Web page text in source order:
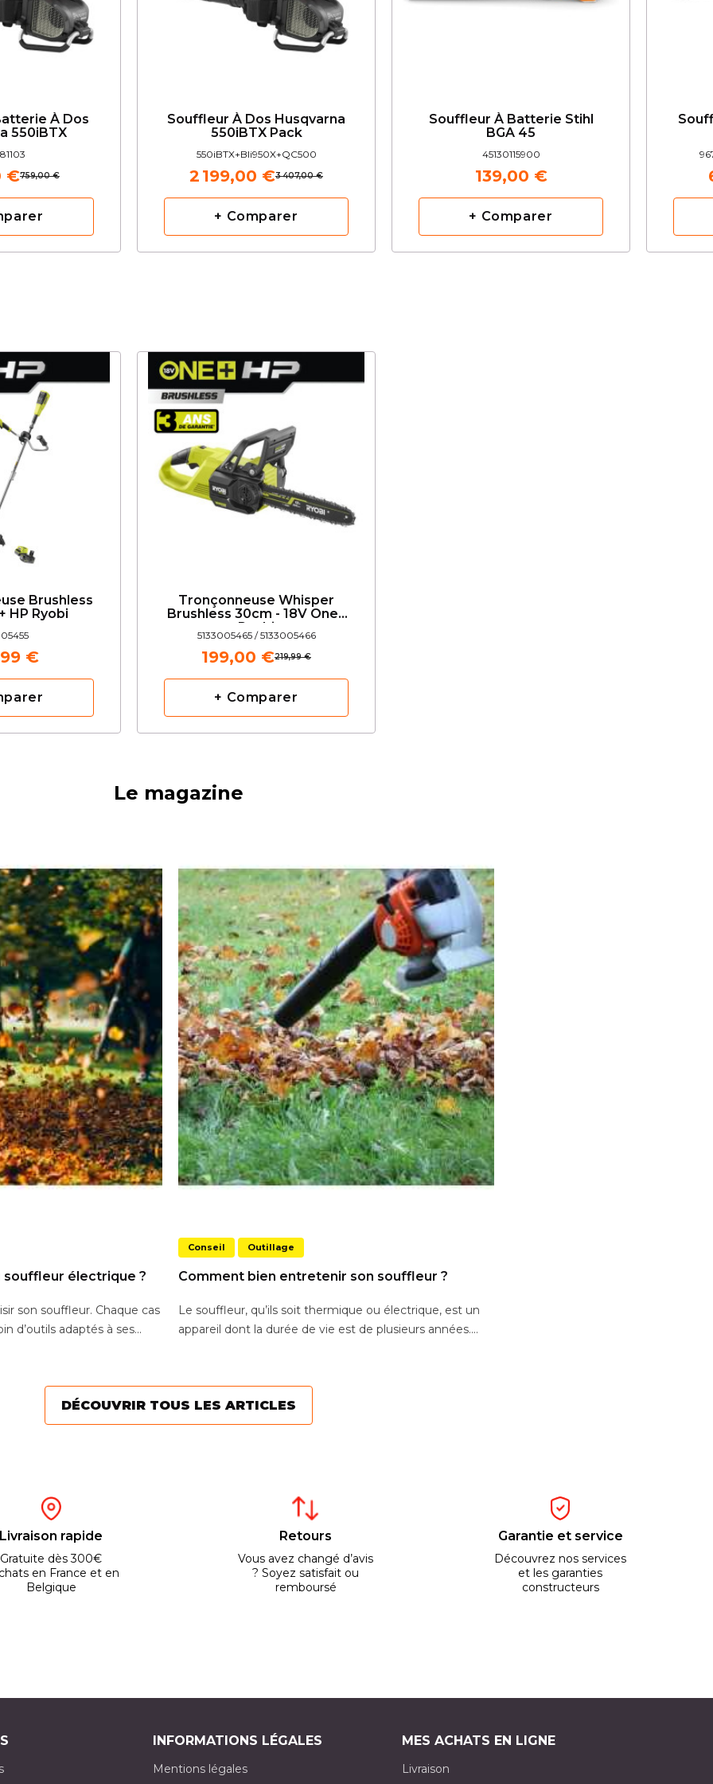
À Dos
550iBTX
759,00 €
€
Souffleur À Dos Husqvarna
550iBTX Pack
550iBTX+Bli950X+QC500
3 407,00 €
2 199,00 €
+ Comparer
Souffleur À Batterie Stihl
BGA 45
45130115900
139,00 €
+ Comparer
Brushless
HP Ryobi
€
Tronçonneuse Whisper
Brushless 30cm - 18V One+
Ryobi
5133005465 / 5133005466
219,99 €
199,00 €
+ Comparer
Le magazine
électrique ?
son souffleur. Chaque cas
d’outils adaptés à ses...
Conseil Outillage
Comment bien entretenir son souffleur ?
Le souffleur, qu’ils soit thermique ou électrique, est un
appareil dont la durée de vie est de plusieurs années....
DÉCOUVRIR TOUS LES ARTICLES
Livraison rapide
Gratuite dès 300€
en France et en
Belgique
Retours
Vous avez changé d’avis
? Soyez satisfait ou
remboursé
Garantie et service
Découvrez nos services
et les garanties
constructeurs
INFORMATIONS LÉGALES
Mentions légales
MES ACHATS EN LIGNE
Livraison